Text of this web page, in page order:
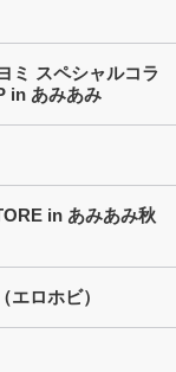
ミ スペシャルコラ
in あみあみ
in あみあみ秋
ロホビ）